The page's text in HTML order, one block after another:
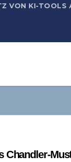
VON KI-TOOLS
Chandler-